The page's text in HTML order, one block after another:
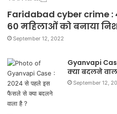
Faridabad cyber crime :
60 महिलाओं को बनाया
September 12, 2022
Gyanvapi
क्या बदलने
September 12,